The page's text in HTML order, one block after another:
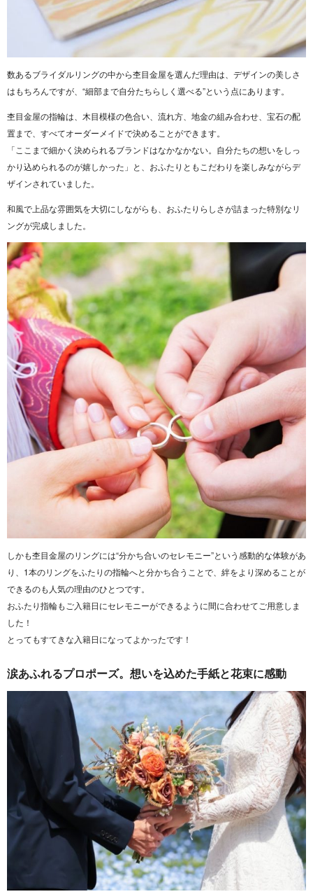
数あるブライダルリングの中から杢目金屋を選んだ理由は、デザインの美しさ
はもちろんですが、“細部まで自分たちらしく選べる”という点にあります。
杢目金屋の指輪は、木目模様の色合い、流れ方、地金の組み合わせ、宝石の配
置まで、すべてオーダーメイドで決めることができます。
「ここまで細かく決められるブランドはなかなかない。自分たちの想いをしっ
かり込められるのが嬉しかった」と、おふたりともこだわりを楽しみながらデ
ザインされていました。
和風で上品な雰囲気を大切にしながらも、おふたりらしさが詰まった特別なリ
ングが完成しました。
しかも杢目金屋のリングには“分かち合いのセレモニー”という感動的な体験があ
り、1本のリングをふたりの指輪へと分かち合うことで、絆をより深めることが
できるのも人気の理由のひとつです。
おふたり指輪もご入籍日にセレモニーができるように間に合わせてご用意しま
した！
とってもすてきな入籍日になってよかったです！
涙あふれるプロポーズ。想いを込めた手紙と花束に感動